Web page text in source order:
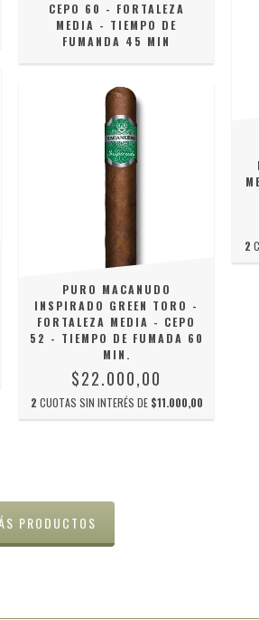
CEPO 60 - FORTALEZA
MEDIA - TIEMPO DE
FUMANDA 45 MIN
PURO MACANUDO
INSPIRADO GREEN TORO -
FORTALEZA MEDIA - CEPO
52 - TIEMPO DE FUMADA 60
MIN.
$22.000,00
2 CUOTAS SIN INTERÉS DE $11.000,00
2
PRODUCTOS